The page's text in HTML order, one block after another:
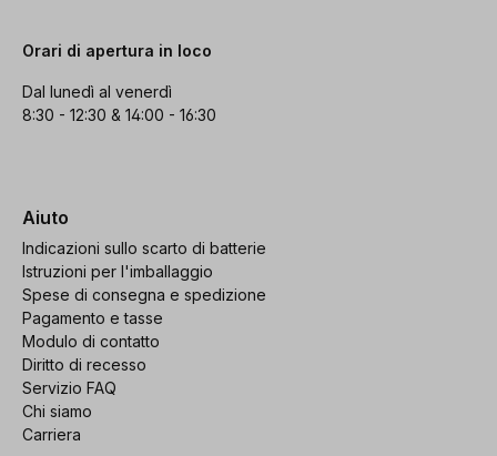
Orari di apertura in loco
Dal lunedì al venerdì
8:30 - 12:30 & 14:00 - 16:30
Aiuto
Indicazioni sullo scarto di batterie
Istruzioni per l'imballaggio
Spese di consegna e spedizione
Pagamento e tasse
Modulo di contatto
Diritto di recesso
Servizio FAQ
Chi siamo
Carriera